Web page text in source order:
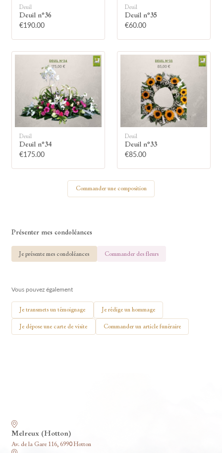
Allumez une bougie
Montrez votre soutien à la famille en
allumant symboliquement une bougie.
Votre prénom
Deuil
Deuil n°36
€190.00
Deuil
Deuil n°35
€60.00
Deuil
Deuil n°34
€175.00
Deuil
Deuil n°33
€85.00
Commander une composition
Présenter mes condoléances
Je présente mes condoléances Commander des fleurs
Vous pouvez également
Je transmets un témoignage Je rédige un hommage
Je dépose une carte de visite Commander un article funéraire
Melreux (Hotton)
Av. de la Gare 116, 6990 Hotton